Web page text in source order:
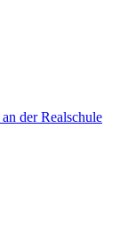
der Realschule